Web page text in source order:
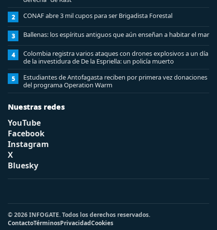
2 CONAF abre 3 mil cupos para ser Brigadista Forestal
3 Ballenas: los espíritus antiguos que aún enseñan a habitar el mar
4
Colombia registra varios ataques con drones explosivos a un día
de la investidura de De la Espriella: un policía muerto
5
Estudiantes de Antofagasta reciben por primera vez donaciones
del programa Operation Warm
Nuestras redes
YouTube
Facebook
Instagram
X
Bluesky
© 2026 INFOGATE. Todos los derechos reservados.
ContactoTérminosPrivacidadCookies